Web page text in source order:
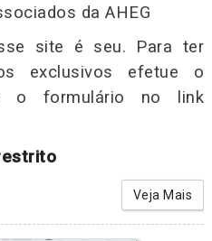
da AHEG
site é seu. Para ter
exclusivos efetue o
o formulário no link
Veja Mais